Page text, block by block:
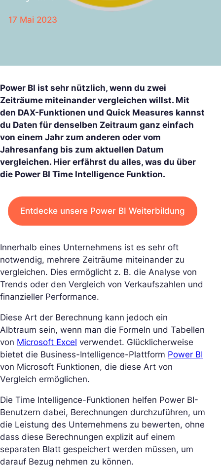
17 Mai 2023
Power BI ist sehr nützlich, wenn du zwei
Zeiträume miteinander vergleichen willst. Mit
den DAX-Funktionen und Quick Measures kannst
du Daten für denselben Zeitraum ganz einfach
von einem Jahr zum anderen oder vom
Jahresanfang bis zum aktuellen Datum
vergleichen. Hier erfährst du alles, was du über
die Power BI Time Intelligence Funktion.
Entdecke unsere Power BI Weiterbildung
Innerhalb eines Unternehmens ist es sehr oft
notwendig, mehrere Zeiträume miteinander zu
vergleichen. Dies ermöglicht z. B. die Analyse von
Trends oder den Vergleich von Verkaufszahlen und
finanzieller Performance.
Diese Art der Berechnung kann jedoch ein
Albtraum sein, wenn man die Formeln und Tabellen
von Microsoft Excel verwendet. Glücklicherweise
bietet die Business-Intelligence-Plattform Power BI
von Microsoft Funktionen, die diese Art von
Vergleich ermöglichen.
Die Time Intelligence-Funktionen helfen Power BI-
Benutzern dabei, Berechnungen durchzuführen, um
die Leistung des Unternehmens zu bewerten, ohne
dass diese Berechnungen explizit auf einem
separaten Blatt gespeichert werden müssen, um
darauf Bezug nehmen zu können.